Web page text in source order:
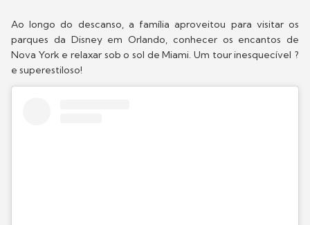
Ao longo do descanso, a família aproveitou para visitar os
parques da Disney em Orlando, conhecer os encantos de
Nova York e relaxar sob o sol de Miami. Um tour inesquecível ?
e superestiloso!